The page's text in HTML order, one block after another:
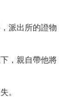
派出所的證物
，親自帶他將
。